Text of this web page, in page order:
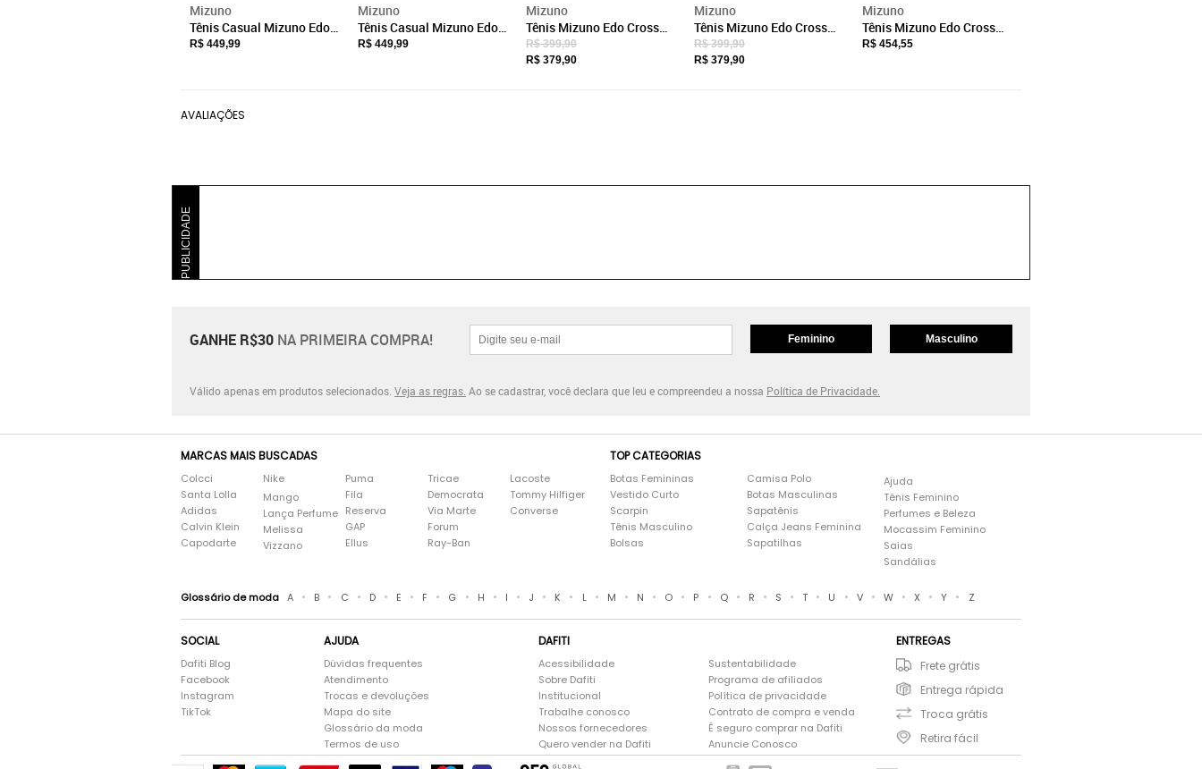
Mizuno
Tênis Casual Mizuno Edo
Cross Masculino
R$ 449,99
Mizuno
Tênis Casual Mizuno Edo
Cross Feminino
R$ 449,99
Mizuno
Tênis Mizuno Edo Cross
Feminino - Bege - mizuno
R$ 399,90
R$ 379,90
Mizuno
Tênis Mizuno Edo Cross
Unissex - Preto - mizuno
R$ 399,90
R$ 379,90
Mizuno
Tênis Mizuno Edo Cross
Feminino Bege
R$ 454,55
AVALIAÇÕES
PUBLICIDADE
GANHE R$30 NA PRIMEIRA COMPRA! Feminino Masculino
Válido apenas em produtos selecionados. Veja as regras. Ao se cadastrar, você declara que leu e compreendeu a nossa Política de Privacidade.
MARCAS MAIS BUSCADAS
Colcci
Santa Lolla
Adidas
Calvin Klein
Capodarte
Nike
Mango
Lança Perfume
Melissa
Vizzano
Puma
Fila
Reserva
GAP
Ellus
Tricae
Democrata
Via Marte
Forum
Ray-Ban
Lacoste
Tommy Hilfiger
Converse
TOP CATEGORIAS
Botas Femininas
Vestido Curto
Scarpin
Tênis Masculino
Bolsas
Camisa Polo
Botas Masculinas
Sapatênis
Calça Jeans Feminina
Sapatilhas
Ajuda
Tênis Feminino
Perfumes e Beleza
Mocassim Feminino
Saias
Sandálias
Glossário de moda A • B • C • D • E • F • G • H • I • J • K • L • M • N • O • P • Q • R • S • T • U • V • W • X • Y • Z
SOCIAL
Dafiti Blog
Facebook
Instagram
TikTok
AJUDA
Dúvidas frequentes
Atendimento
Trocas e devoluções
Mapa do site
Glossário da moda
Termos de uso
DAFITI
Acessibilidade
Sobre Dafiti
Institucional
Trabalhe conosco
Nossos fornecedores
Quero vender na Dafiti
Sustentabilidade
Programa de afiliados
Política de privacidade
Contrato de compra e venda
É seguro comprar na Dafiti
Anuncie Conosco
ENTREGAS
Frete grátis
Entrega rápida
Troca grátis
Retira fácil